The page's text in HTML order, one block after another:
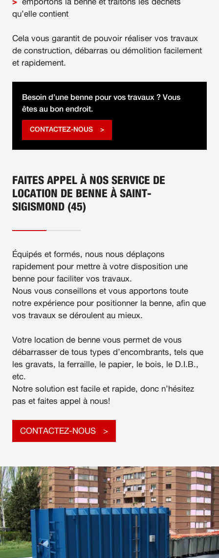
emportons la benne et traitons les déchets
qu’elle contient
Cela vous garantit de pouvoir réaliser vos travaux
de construction, débarras ou démolition facilement
et rapidement.
Besoin d’une benne pour vos travaux ? Vous
êtes au bon endroit.
CONTACTEZ-NOUS
FAITES APPEL À NOS SERVICE DE
LOCATION DE BENNE À SAINT-
SIGISMOND (45)
Équipés et formés, nous nous déplaçons
rapidement pour mettre à votre disposition une
benne pour faciliter vos travaux.
Nous vous conseillons et vous apportons toute
notre expérience pour positionner la benne, afin que
vos travaux se déroulent au mieux.
Votre location de benne vous permet de vous
débarrasser de tous types d’encombrants, tels que
les gravats, la ferraille, le papier, le bois, le D.I.B.,
etc.
Notre solution est facile et rapide, donc n’hésitez
pas et faites appel à nous!
CONTACTEZ-NOUS